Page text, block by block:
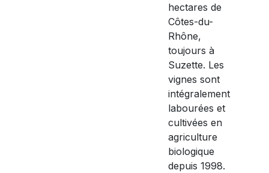
hectares de
Côtes-du-
Rhône,
toujours à
Suzette. Les
vignes sont
intégralement
labourées et
cultivées en
agriculture
biologique
depuis 1998.